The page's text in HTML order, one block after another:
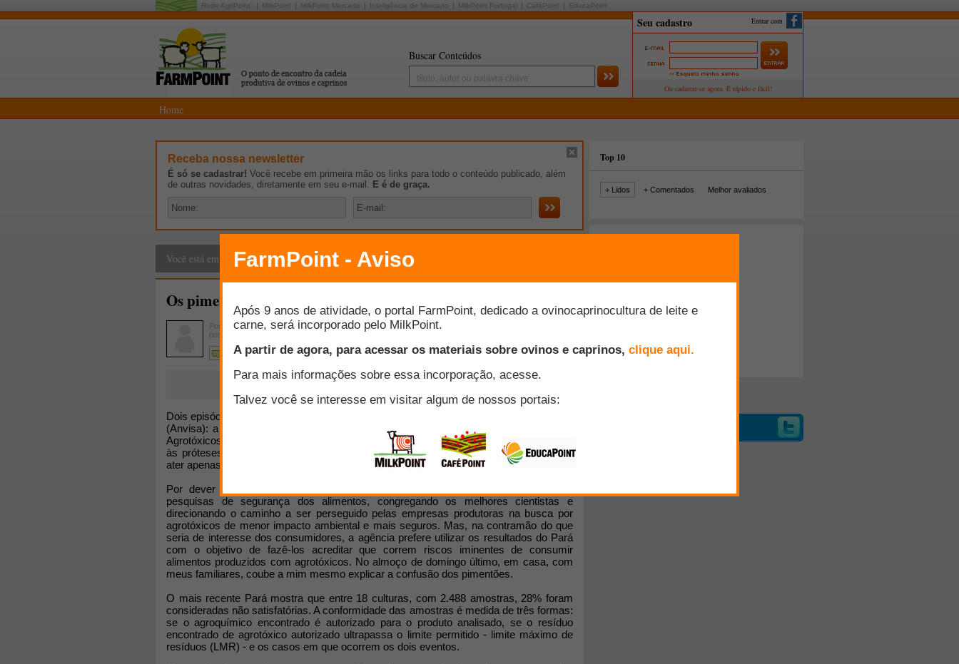
Rede AgriPoint: MilkPoint MilkPoint Mercado Inteligência de Mercado MilkPoint Portugal CaféPoint EducaPoint
Buscar Conteúdos
Entrar com
Home
Receba nossa newsletter
É só se cadastrar! Você recebe em primeira mão os links para todo o conteúdo publicado, além
de outras novidades, diretamente em seu e-mail. E é de graça.
Você está em: Cadeia Produtiva>Espaço Aberto
Os pimentões da Anvisa
Por
ANDRE MELONI NASSAR
postado em 19/01/2012
2 comentários
Dois episódios recentes puseram na berlinda a Agência Nacional de Vigilância Sanitária
(Anvisa): a divulgação do relatório de 2011 do Programa de Análise de Resíduos de
Agrotóxicos em Alimentos (batizado de Para) e as reações aos problemas associados
às próteses de silicone PIP. Pela minha formação e experiência profissional, vou-me
ater apenas ao caso do relatório do Pará.
Por dever de ofício, caberia à Anvisa dominar o estado da arte da ciência nas
pesquisas de segurança dos alimentos, congregando os melhores cientistas e
direcionando o caminho a ser perseguido pelas empresas produtoras na busca por
agrotóxicos de menor impacto ambiental e mais seguros. Mas, na contramão do que
seria de interesse dos consumidores, a agência prefere utilizar os resultados do Pará
com o objetivo de fazê-los acreditar que correm riscos iminentes de consumir
alimentos produzidos com agrotóxicos. No almoço de domingo último, em casa, com
meus familiares, coube a mim mesmo explicar a confusão dos pimentões.
O mais recente Pará mostra que entre 18 culturas, com 2.488 amostras, 28% foram
consideradas não satisfatórias. A conformidade das amostras é medida de três formas:
se o agroquímico encontrado é autorizado para o produto analisado, se o resíduo
encontrado de agrotóxico autorizado ultrapassa o limite permitido - limite máximo de
resíduos (LMR) - e os casos em que ocorrem os dois eventos.
Top 10
+ Lidos + Comentados Melhor avaliados